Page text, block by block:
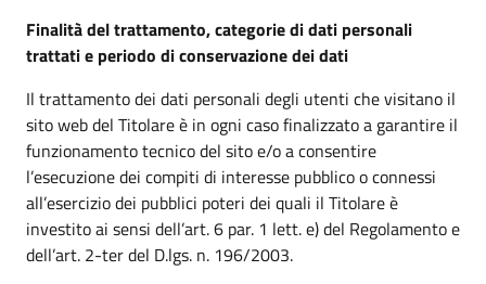
Finalità del trattamento, categorie di dati personali
trattati e periodo di conservazione dei dati
Il trattamento dei dati personali degli utenti che visitano il
sito web del Titolare è in ogni caso finalizzato a garantire il
funzionamento tecnico del sito e/o a consentire
l’esecuzione dei compiti di interesse pubblico o connessi
all’esercizio dei pubblici poteri dei quali il Titolare è
investito ai sensi dell’art. 6 par. 1 lett. e) del Regolamento e
dell’art. 2-ter del D.lgs. n. 196/2003.